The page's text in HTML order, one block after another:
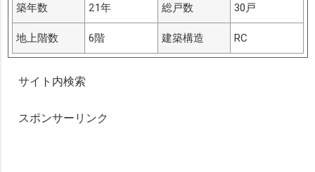
築年数 21年 総戸数 30戸
地上階数 6階 建築構造 RC
サイト内検索
スポンサーリンク